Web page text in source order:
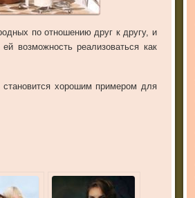
по отношению друг к другу, и
возможность реализоваться как
хорошим примером для